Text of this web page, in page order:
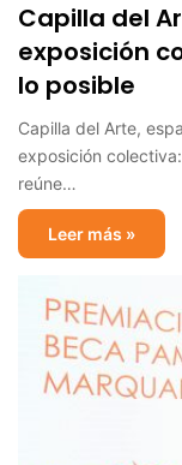
Capilla del
exposición
lo posible
Capilla del Arte,
exposición
reúne…
Leer más »